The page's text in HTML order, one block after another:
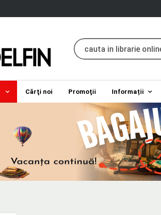
Cărţi noi Promoţii Informații